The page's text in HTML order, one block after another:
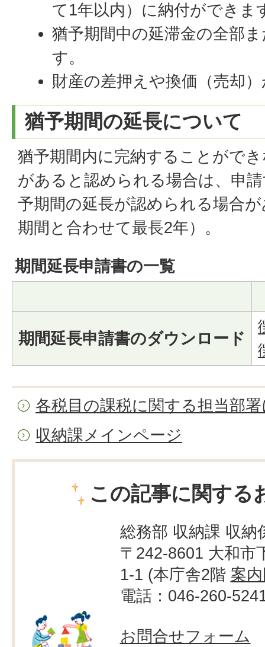
て1年以内）に納付ができま
猶予期間中の延滞金の全部
す。
財産の差押えや換価（売却
猶予期間の延長について
猶予期間内に完納することがで
があると認められる場合は、申
予期間の延長が認められる場合
期間と合わせて最長2年）。
期間延長申請書の一覧
期間延長申請書のダウンロード
各税目の課税に関する担当部
収納課メインページ
この記事に関する
総務部 収納課 収納
〒242-8601 大和市
1-1 (本庁舎2階 案
電話：046-260-
お問合せフォーム